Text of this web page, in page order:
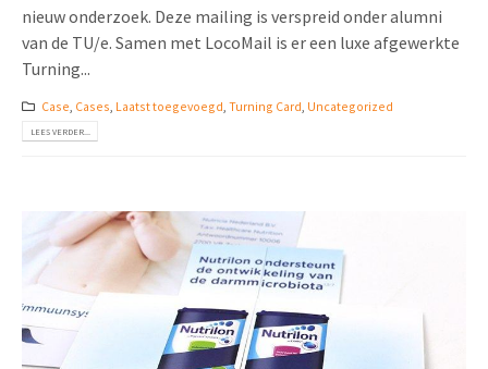
nieuw onderzoek. Deze mailing is verspreid onder alumni
van de TU/e. Samen met LocoMail is er een luxe afgewerkte
Turning...
Case Cases Laatst toegevoegd Turning Card Uncategorized
LEES VERDER...